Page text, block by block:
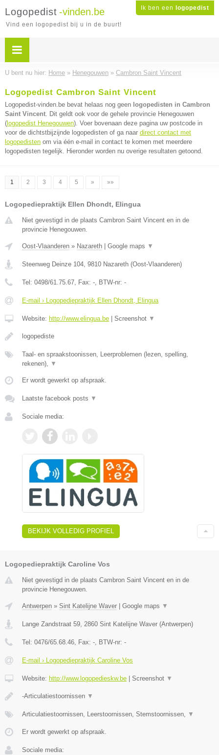
Ik ben een logopedist
Logopedist -vinden.be
Vind een logopedist bij u in de buurt!
U bent nu hier: Home » Henegouwen » Cambron Saint Vincent
Logopedist Cambron Saint Vincent
Logopedist-vinden.be bevat helaas nog geen logopedisten in Cambron
Saint Vincent. Dit geldt ook voor de gehele provincie Henegouwen
( logopedist Henegouwen). Voer bovenaan deze pagina uw postcode in
voor de dichtstbijzijnde logopedisten of ga naar direct contact met
logopedisten om via één e-mail in contact te komen met meerdere
logopedisten tegelijk. Hieronder worden nu overige resultaten getoond.
1 2 3 4 5 » »»
Logopediepraktijk Ellen Dhondt, Elingua
Niet gevestigd in de plaats Cambron Saint Vincent en in de
provincie Henegouwen.
Oost-Vlaanderen » Nazareth Google maps ▼
Steenweg Deinze 104, 9810 Nazareth (Oost-Vlaanderen)
Tel: 0498/61.75.67, Fax: -, BTW-nr: -
E-mail › Logopediepraktijk Ellen Dhondt, Elingua
Website: http://www.elingua.be Screenshot ▼
logopediste
Taal- en spraakstoonissen, Leerproblemen (lezen, spelling,
rekenen), ▼
Er wordt gewerkt op afspraak.
Laatste facebook posts ▼
Sociale media:
BEKIJK VOLLEDIG PROFIEL
Logopediepraktijk Caroline Vos
Niet gevestigd in de plaats Cambron Saint Vincent en in de
provincie Henegouwen.
Antwerpen » Sint Katelijne Waver Google maps ▼
Lange Zandstraat 59, 2860 Sint Katelijne Waver (Antwerpen)
Tel: 0476/65.68.46, Fax: -, BTW-nr: -
E-mail › Logopediepraktijk Caroline Vos
Website: http://www.logopedieskw.be Screenshot ▼
-Articulatiestoornissen ▼
Articulatiestoornissen, Leerstoornissen, Stemstoornissen, ▼
Er wordt gewerkt op afspraak.
Sociale media: